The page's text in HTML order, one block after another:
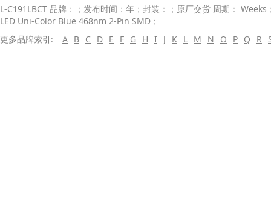
L-C191LBCT 品牌：；发布时间：年；封装：；原厂交货 周期：
LED Uni-Color Blue 468nm 2-Pin SMD；
更多品牌索引:
A B C D E F G H I J K L M N O P Q R